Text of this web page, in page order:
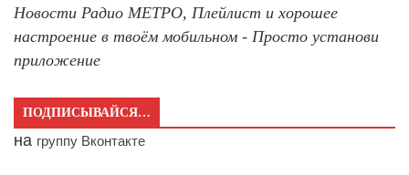
Новости Радио МЕТРО, Плейлист и хорошее
настроение в твоём мобильном - Просто установи
приложение
ПОДПИСЫВАЙСЯ…
на группу Вконтакте